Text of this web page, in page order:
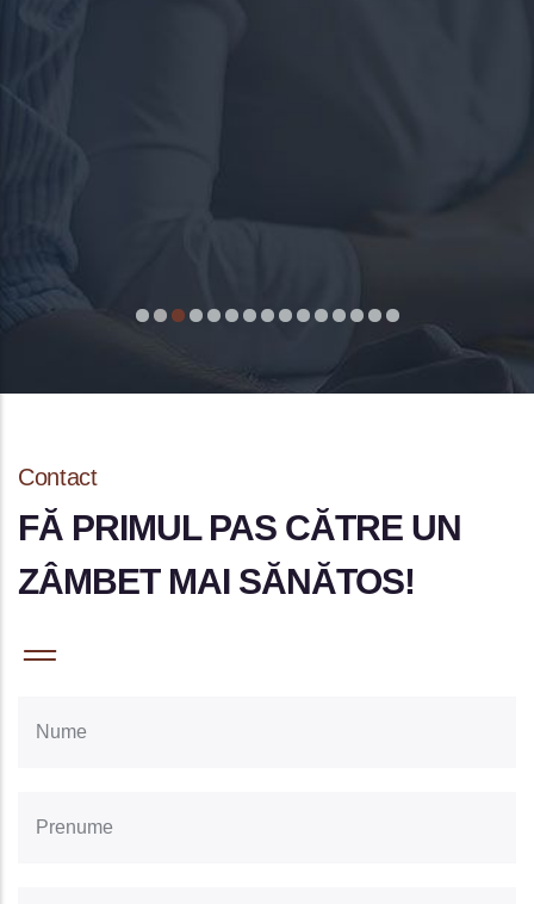
Contact
FĂ PRIMUL PAS CĂTRE UN
ZÂMBET MAI SĂNĂTOS!
Nume
Prenume